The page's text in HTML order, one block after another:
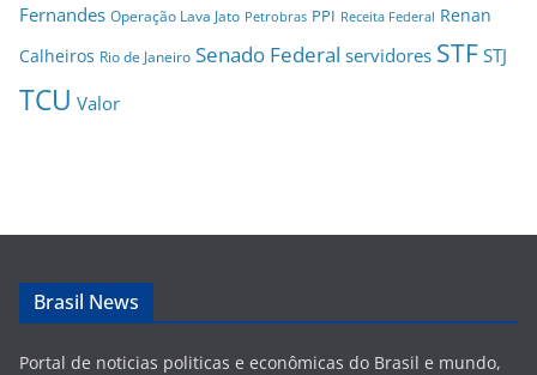
Fernandes Operação Lava Jato Petrobras PPI Receita Federal Renan
Calheiros Rio de Janeiro Senado Federal servidores STF STJ
TCU Valor
Brasil News
Portal de noticias politicas e econômicas do Brasil e mundo,